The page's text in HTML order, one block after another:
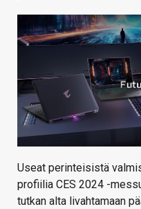
VAIHDA TEEMA
HAKU
Useat perinteisistä
profiilia CES 2024 -
tutkan alta livahtamaan